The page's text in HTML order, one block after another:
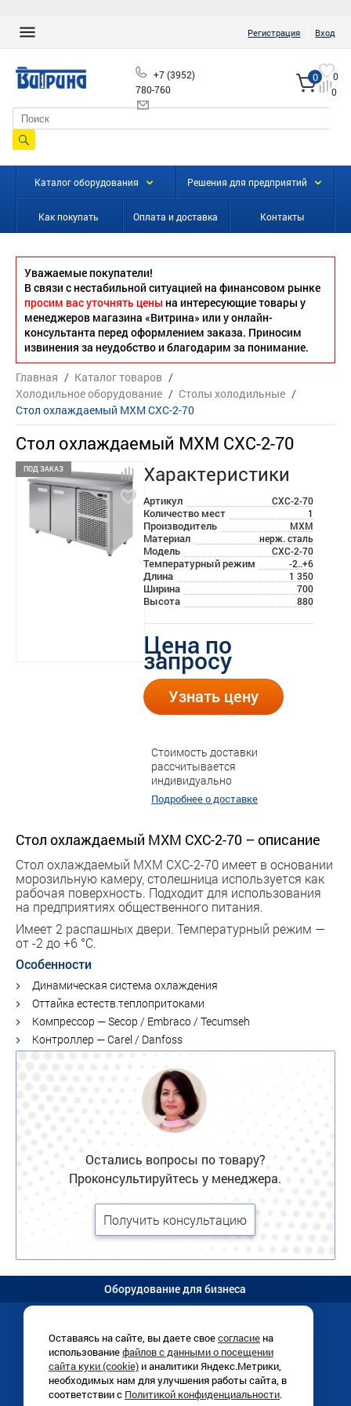
Оставаясь на сайте, вы даете своесогласиена
использованиефайлов с данными о посещении
сайта куки (cookie)и аналитики Яндекс.Метрики,
необходимых нам для улучшения работы сайта, в
соответствии с Политикой конфиденциальности.
Регистрация Вход
+7 (3952)
780-760
0
0
0
Каталог оборудования Решения для предприятий
Как покупать Оплата и доставка Контакты
Уважаемые покупатели!
В связи с нестабильной ситуацией на финансовом рынке
просим вас уточнять цены на интересующие товары у
менеджеров магазина «Витрина» или у онлайн-
консультанта перед оформлением заказа. Приносим
извинения за неудобство и благодарим за понимание.
Главная / Каталог товаров /
Холодильное оборудование / Столы холодильные /
Стол охлаждаемый МХМ СХС-2-70
Стол охлаждаемый МХМ СХС-2-70
Характеристики
Артикул СХС-2-70
Количество мест 1
Производитель МХМ
Материал нерж. сталь
Модель СХС-2-70
Температурный режим -2..+6
Длина 1 350
Ширина 700
Высота 880
ПОД ЗАКАЗ
Цена по
запросу
Узнать цену
Стоимость доставки
рассчитывается
индивидуально
Подробнее о доставке
Стол охлаждаемый МХМ СХС-2-70 – описание
Стол охлаждаемый МХМ СХС-2-70 имеет в основании
морозильную камеру, столешница используется как
рабочая поверхность. Подходит для использования
на предприятиях общественного питания.
Имеет 2 распашных двери. Температурный режим —
от -2 до +6 °С.
Особенности
Динамическая система охлаждения
Оттайка естеств.теплопритоками
Компрессор — Secop / Embraco / Tecumseh
Контроллер — Carel / Danfoss
Остались вопросы по товару?
Проконсультируйтесь у менеджера.
Получить консультацию
Оборудование для бизнеса
Иркутск, Раб. Штаба, 1/8 (схема)
+7 (3952)780-760
ПН-ПТ 9:00-18:00